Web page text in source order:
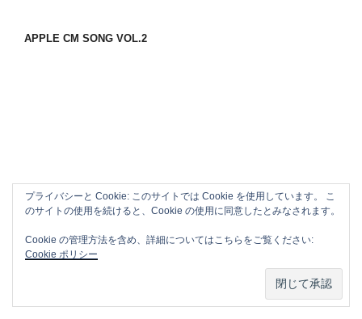
APPLE CM SONG VOL.2
プライバシーと Cookie: このサイトでは Cookie を使用しています。 こ
のサイトの使用を続けると、Cookie の使用に同意したとみなされます。
Cookie の管理方法を含め、詳細についてはこちらをご覧ください:
Cookie ポリシー